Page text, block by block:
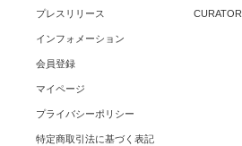
プレスリリース
インフォメーション
会員登録
マイページ
プライバシーポリシー
特定商取引法に基づく表記
CURATOR